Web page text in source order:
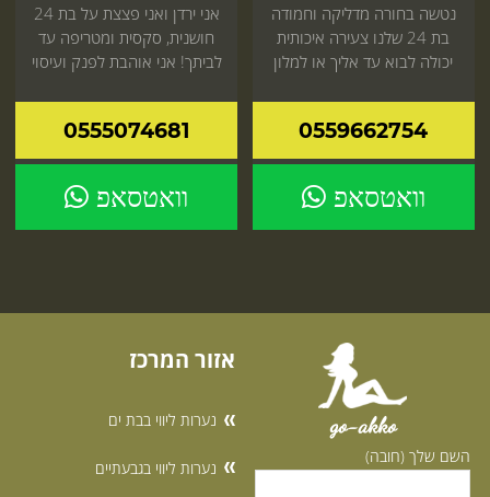
נטשה בחורה מדליקה וחמודה
בת 24 שלנו צעירה איכותית
יכולה לבוא עד אליך או למלון
היכנס עכשיו לאתר
0559662754
וואטסאפ
אני ירדן ואני פצצת על בת 24
חושנית, סקסית ומטריפה עד
לביתך! אני אוהבת לפנק ועיסוי
0555074681
וואטסאפ
go-akko
השם שלך (חובה)
אזור המרכז
נערות ליווי בבת ים
נערות ליווי בגבעתיים